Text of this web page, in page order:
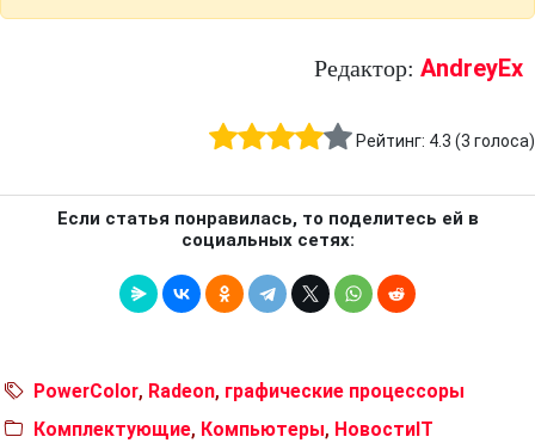
Редактор: AndreyEx
Рейтинг: 4.3 (3 голоса)
Если статья понравилась, то поделитесь ей в
социальных сетях:
PowerColor, Radeon, графические процессоры
Комплектующие, Компьютеры, НовостиIT